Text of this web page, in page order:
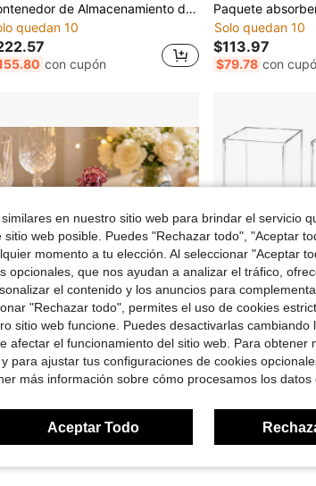
Contenedor de Almacenamiento de Alimentos con Tapas de Fácil Búsqueda,,Paquete de 4
quedan 10
con cupón
Solo quedan 10
$113.97
$79.78 con
Ahorro de $32.39
-53% Bol de cristal multicolor con forma de pollo para dulces con tapa, decoración rústica para la mesa del hogar, recipiente para guardar aperitivos, regalo perfecto para Halloween y Año Nuevo.
$28.61
otros vendedores
Local -50% Paquete de 3 Organizadores de Escritorio
$5.99
en nuestro sitio web para brindar el servicio
web posible. Puedes "Rechazar todo", "Aceptar
momento a tu elección. Al seleccionar "Aceptar
opcionales, que nos ayudan a analizar el tráfico,
el contenido y los anuncios para
"Rechazar todo", permites el uso de cookies
sitio web funcione. Puedes desactivarlas cambiando
afectar el funcionamiento del sitio web. Para obtener
para ajustar tus configuraciones de cookies
más información sobre cómo procesamos los datos
Aceptar Todo